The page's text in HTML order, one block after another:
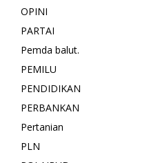
OPINI
PARTAI
Pemda balut.
PEMILU
PENDIDIKAN
PERBANKAN
Pertanian
PLN